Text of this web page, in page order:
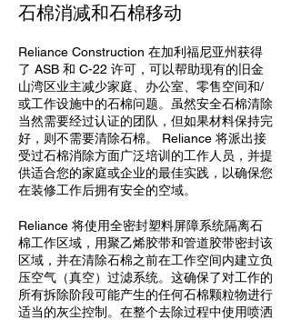
石棉消减和石棉移动
Reliance Construction 在加利福尼亚州获得
了 ASB 和 C-22 许可，可以帮助现有的旧金
山湾区业主减少家庭、办公室、零售空间和/
或工作设施中的石棉问题。虽然安全石棉清除
当然需要经过认证的团队，但如果材料保持完
好，则不需要清除石棉。 Reliance 将派出接
受过石棉消除方面广泛培训的工作人员，并提
供适合您的家庭或企业的最佳实践，以确保您
在装修工作后拥有安全的空域。
Reliance 将使用全密封塑料屏障系统隔离石
棉工作区域，用聚乙烯胶带和管道胶带密封该
区域，并在清除石棉之前在工作空间内建立负
压空气（真空）过滤系统。这确保了对工作的
所有拆除阶段可能产生的任何石棉颗粒物进行
适当的灰尘控制。在整个去除过程中使用喷洒